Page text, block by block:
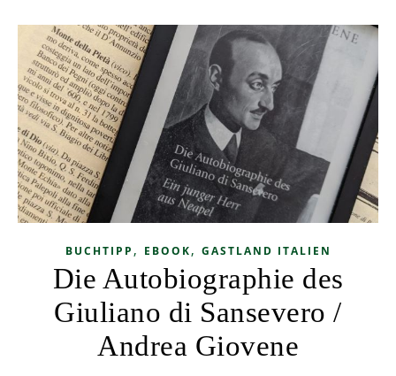
BUCHTIPP , EBOOK, GASTLAND ITALIEN
Die Autobiographie des
Giuliano di Sansevero /
Andrea Giovene